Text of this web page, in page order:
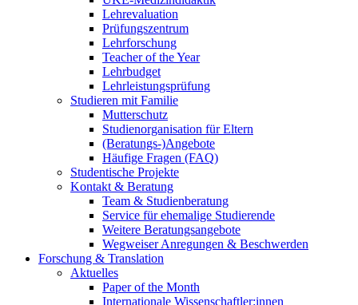
Lehrevaluation
Prüfungszentrum
Lehrforschung
Teacher of the Year
Lehrbudget
Lehrleistungsprüfung
Studieren mit Familie
Mutterschutz
Studienorganisation für Eltern
(Beratungs-)Angebote
Häufige Fragen (FAQ)
Studentische Projekte
Kontakt & Beratung
Team & Studienberatung
Service für ehemalige Studierende
Weitere Beratungsangebote
Wegweiser Anregungen & Beschwerden
Forschung & Translation
Aktuelles
Paper of the Month
Internationale Wissenschaftler:innen